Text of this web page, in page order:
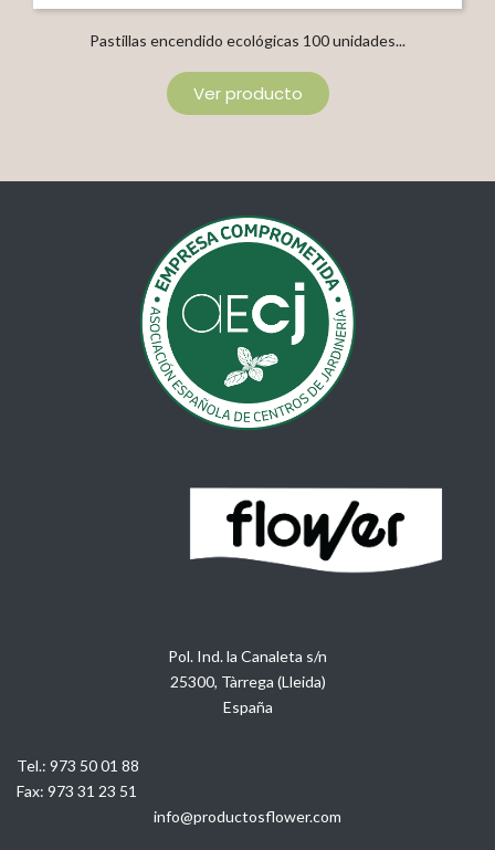
Pastillas encendido ecológicas 100 unidades...
Ver producto
Pol. Ind. la Canaleta s/n
25300, Tàrrega (Lleida)
España
Tel.: 973 50 01 88
Fax: 973 31 23 51
info@productosflower.com